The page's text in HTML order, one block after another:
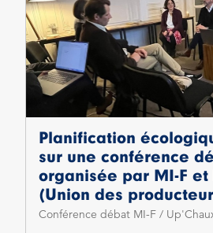
Planification
sur une conférence
organisée par MI-F et
(Union des
Conférence débat MI-F /